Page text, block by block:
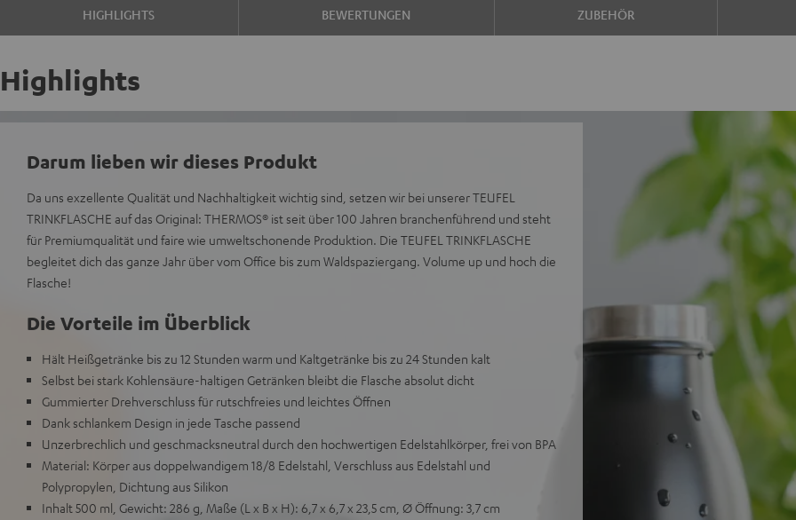
HIGHLIGHTS BEWERTUNGEN ZUBEHÖR
Highlights
Darum lieben wir dieses Produkt
Da uns exzellente Qualität und Nachhaltigkeit wichtig sind, setzen wir bei unserer TEUFEL
TRINKFLASCHE auf das Original: THERMOS® ist seit über 100 Jahren branchenführend und steht
für Premiumqualität und faire wie umweltschonende Produktion. Die TEUFEL TRINKFLASCHE
begleitet dich das ganze Jahr über vom Office bis zum Waldspaziergang. Volume up und hoch die
Flasche!
Die Vorteile im Überblick
Hält Heißgetränke bis zu 12 Stunden warm und Kaltgetränke bis zu 24 Stunden kalt
Selbst bei stark Kohlensäure-haltigen Getränken bleibt die Flasche absolut dicht
Gummierter Drehverschluss für rutschfreies und leichtes Öffnen
Dank schlankem Design in jede Tasche passend
Unzerbrechlich und geschmacksneutral durch den hochwertigen Edelstahlkörper, frei von BPA
Material: Körper aus doppelwandigem 18/8 Edelstahl, Verschluss aus Edelstahl und
Polypropylen, Dichtung aus Silikon
Inhalt 500 ml, Gewicht: 286 g, Maße (L x B x H): 6,7 x 6,7 x 23,5 cm, Ø Öffnung: 3,7 cm